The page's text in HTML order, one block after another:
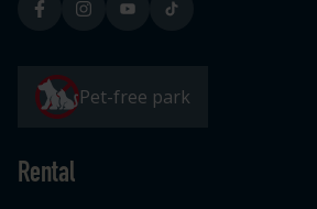
Pet-free park
Rental